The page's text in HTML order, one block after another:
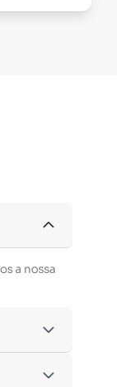
a nossa